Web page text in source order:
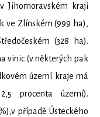
Jihomoravském kraji
ve Zlínském (999 ha),
(328 ha).
vinic (v některých pak
území kraje má
procenta území).
případě Ústeckého